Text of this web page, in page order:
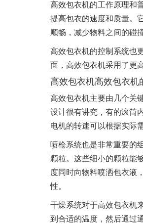
高效包衣机的工作原理和
提高包衣的速度和质量。
顺畅，减少物料之间的碰
高效包衣机的控制系统也
面，高效包衣机采用了更
高效包衣机高效包衣机
高效包衣机主要由几个关
设计很有讲究，有的滚筒
电机的转速可以根据实际
喷枪系统也是非常重要的
颗粒。这些细小的颗粒能
度同时向物料喷洒包衣液
性。
干燥系统对于高效包衣机
到合适的温度，然后通过